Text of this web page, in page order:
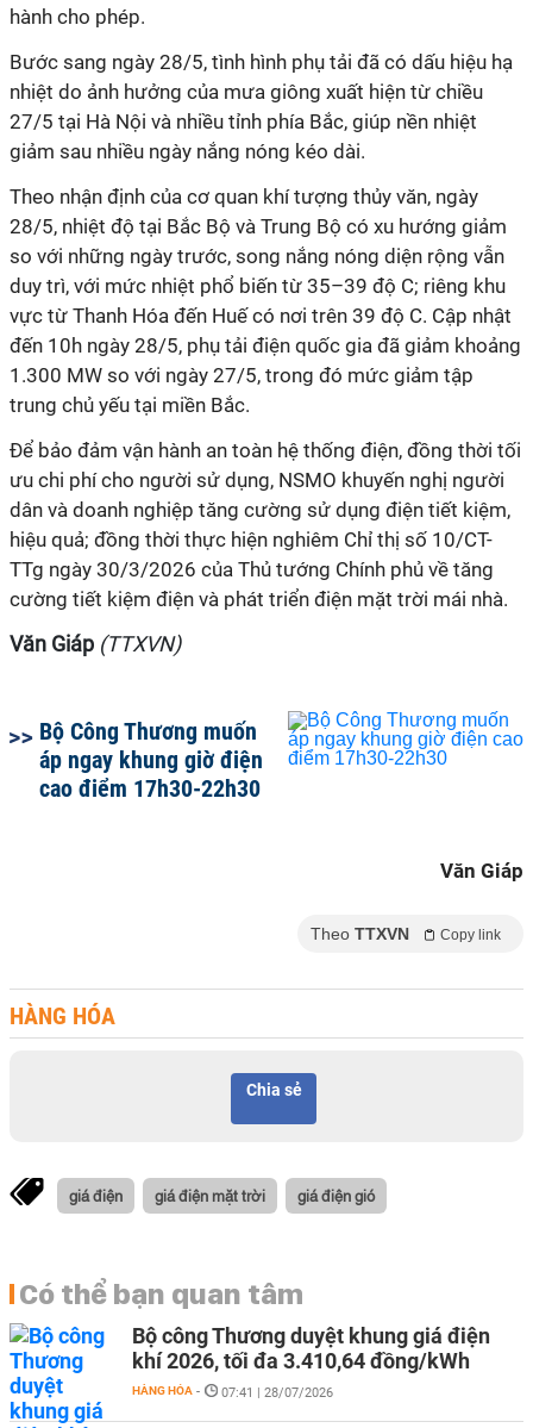
hành cho phép.
Bước sang ngày 28/5, tình hình phụ tải đã có dấu hiệu hạ
nhiệt do ảnh hưởng của mưa giông xuất hiện từ chiều
27/5 tại Hà Nội và nhiều tỉnh phía Bắc, giúp nền nhiệt
giảm sau nhiều ngày nắng nóng kéo dài.
Theo nhận định của cơ quan khí tượng thủy văn, ngày
28/5, nhiệt độ tại Bắc Bộ và Trung Bộ có xu hướng giảm
so với những ngày trước, song nắng nóng diện rộng vẫn
duy trì, với mức nhiệt phổ biến từ 35–39 độ C; riêng khu
vực từ Thanh Hóa đến Huế có nơi trên 39 độ C. Cập nhật
đến 10h ngày 28/5, phụ tải điện quốc gia đã giảm khoảng
1.300 MW so với ngày 27/5, trong đó mức giảm tập
trung chủ yếu tại miền Bắc.
Để bảo đảm vận hành an toàn hệ thống điện, đồng thời tối
ưu chi phí cho người sử dụng, NSMO khuyến nghị người
dân và doanh nghiệp tăng cường sử dụng điện tiết kiệm,
hiệu quả; đồng thời thực hiện nghiêm Chỉ thị số 10/CT-
TTg ngày 30/3/2026 của Thủ tướng Chính phủ về tăng
cường tiết kiệm điện và phát triển điện mặt trời mái nhà.
Văn Giáp (TTXVN)
Bộ Công Thương muốn
áp ngay khung giờ điện
cao điểm 17h30-22h30
Văn Giáp
Theo TTXVN Copy link
HÀNG HÓA
Chia sẻ
giá điện giá điện mặt trời giá điện gió
Có thể bạn quan tâm
Bộ công Thương duyệt khung giá điện
khí 2026, tối đa 3.410,64 đồng/kWh
HÀNG HÓA - 07:41 | 28/07/2026